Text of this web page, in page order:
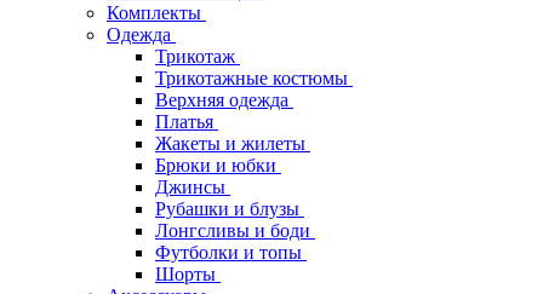
Комплекты
Одежда
Трикотаж
Трикотажные костюмы
Верхняя одежда
Платья
Жакеты и жилеты
Брюки и юбки
Джинсы
Рубашки и блузы
Лонгсливы и боди
Футболки и топы
Шорты